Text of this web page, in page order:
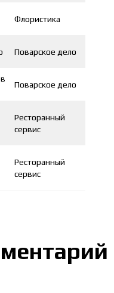
Флористика
Поварское дело
Поварское дело
Ресторанный
сервис
Ресторанный
сервис